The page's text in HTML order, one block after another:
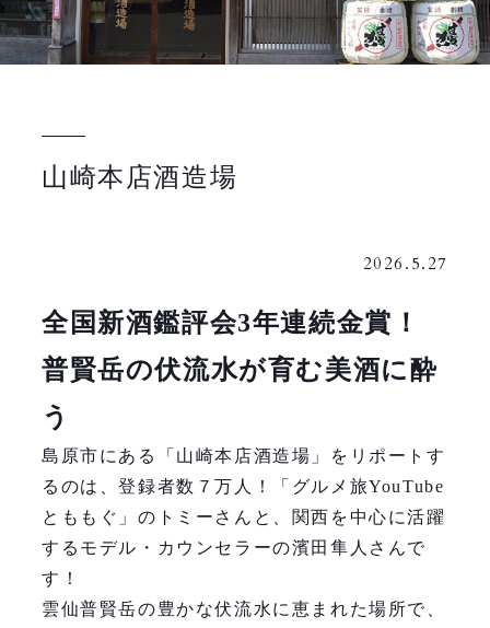
山崎本店酒造場
2026.5.27
全国新酒鑑評会3年連続金賞！
普賢岳の伏流水が育む美酒に酔
う
島原市にある「山崎本店酒造場」をリポートす
るのは、登録者数７万人！「グルメ旅YouTube
とももぐ」のトミーさんと、関西を中心に活躍
するモデル・カウンセラーの濱田隼人さんで
す！
雲仙普賢岳の豊かな伏流水に恵まれた場所で、